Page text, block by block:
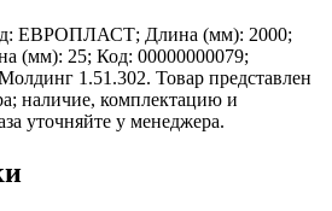
ЕВРОПЛАСТ; Длина (мм): 2000;
(мм): 25; Код: 00000000079;
1.51.302. Товар представлен
наличие, комплектацию и
уточняйте у менеджера.